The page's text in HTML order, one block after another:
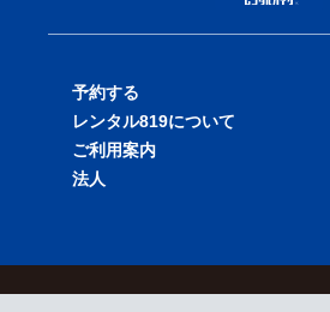
予約する
バイクを探す
店舗を探す
レンタル819について
料金表
ご利用案内
法人